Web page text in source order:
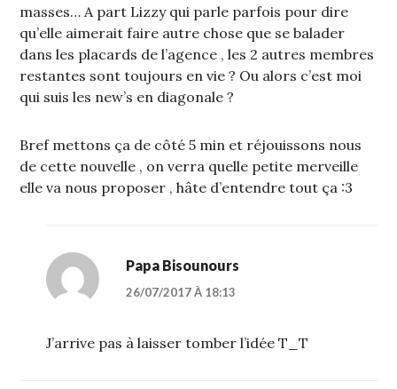
masses… A part Lizzy qui parle parfois pour dire
qu’elle aimerait faire autre chose que se balader
dans les placards de l’agence , les 2 autres membres
restantes sont toujours en vie ? Ou alors c’est moi
qui suis les new’s en diagonale ?
Bref mettons ça de côté 5 min et réjouissons nous
de cette nouvelle , on verra quelle petite merveille
elle va nous proposer , hâte d’entendre tout ça :3
Papa Bisounours
26/07/2017 À 18:13
J’arrive pas à laisser tomber l’idée T_T